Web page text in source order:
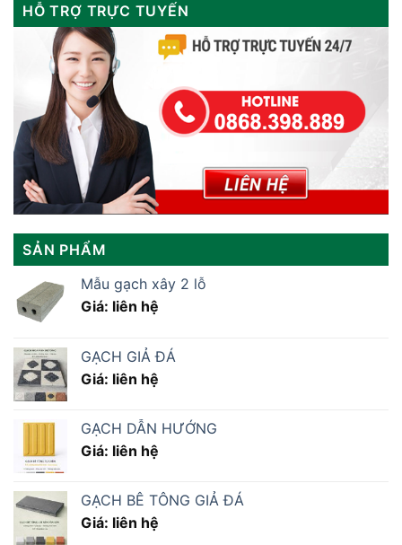
HỖ TRỢ TRỰC TUYẾN
SẢN PHẨM
Mẫu gạch xây 2 lỗ
Giá: liên hệ
GẠCH GIẢ ĐÁ
Giá: liên hệ
GẠCH DẪN HƯỚNG
Giá: liên hệ
GẠCH BÊ TÔNG GIẢ ĐÁ
Giá: liên hệ